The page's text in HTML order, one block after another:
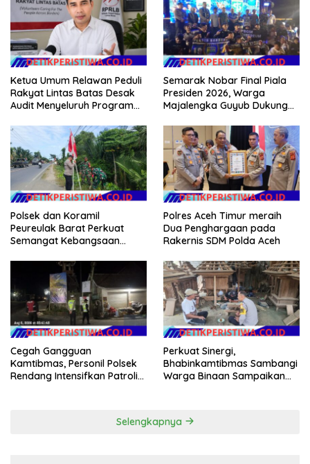
Ketua Umum Relawan Peduli
Rakyat Lintas Batas Desak
Audit Menyeluruh Program
Pertanyakan Efektivitas
Kinerja Dinas Pertanian
Semarak Nobar Final Piala
Presiden 2026, Warga
Majalengka Guyub Dukung
Kahayang
Polsek dan Koramil
Peureulak Barat Perkuat
Semangat Kebangsaan
Merah Putih
Polres Aceh Timur meraih
Dua Penghargaan pada
Rakernis SDM Polda Aceh
Cegah Gangguan
Kamtibmas, Personil Polsek
Rendang Intensifkan Patroli
Perkuat Sinergi,
Bhabinkamtibmas Sambangi
Warga Binaan Sampaikan
Selengkapnya